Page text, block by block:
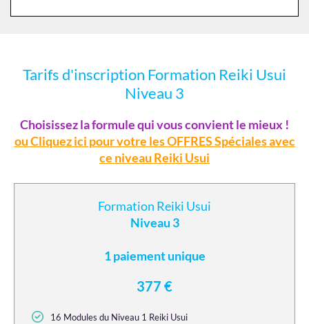
Tarifs d'inscription Formation Reiki Usui
Niveau 3
Choisissez la formule qui vous convient le mieux !
ou Cliquez ici pour votre les OFFRES Spéciales avec
ce niveau Reiki Usui
Formation Reiki Usui
Niveau 3
1 paiement unique
377 €
16 Modules du Niveau 1 Reiki Usui